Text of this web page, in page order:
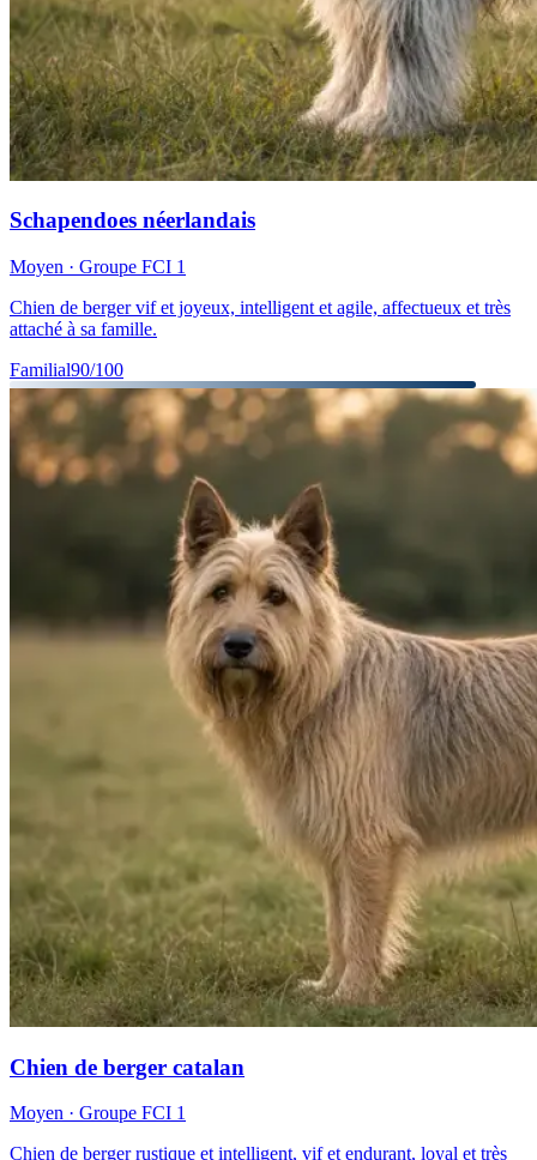
Schapendoes néerlandais
Moyen · Groupe FCI 1
Chien de berger vif et joyeux, intelligent et agile, affectueux et très
attaché à sa famille.
Familial90/100
Chien de berger catalan
Moyen · Groupe FCI 1
Chien de berger rustique et intelligent, vif et endurant, loyal et très